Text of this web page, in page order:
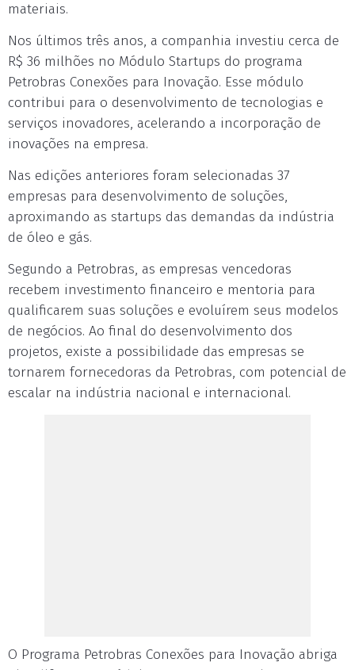
materiais.
Nos últimos três anos, a companhia investiu cerca de
R$ 36 milhões no Módulo Startups do programa
Petrobras Conexões para Inovação. Esse módulo
contribui para o desenvolvimento de tecnologias e
serviços inovadores, acelerando a incorporação de
inovações na empresa.
Nas edições anteriores foram selecionadas 37
empresas para desenvolvimento de soluções,
aproximando as startups das demandas da indústria
de óleo e gás.
Segundo a Petrobras, as empresas vencedoras
recebem investimento financeiro e mentoria para
qualificarem suas soluções e evoluírem seus modelos
de negócios. Ao final do desenvolvimento dos
projetos, existe a possibilidade das empresas se
tornarem fornecedoras da Petrobras, com potencial de
escalar na indústria nacional e internacional.
O Programa Petrobras Conexões para Inovação abriga